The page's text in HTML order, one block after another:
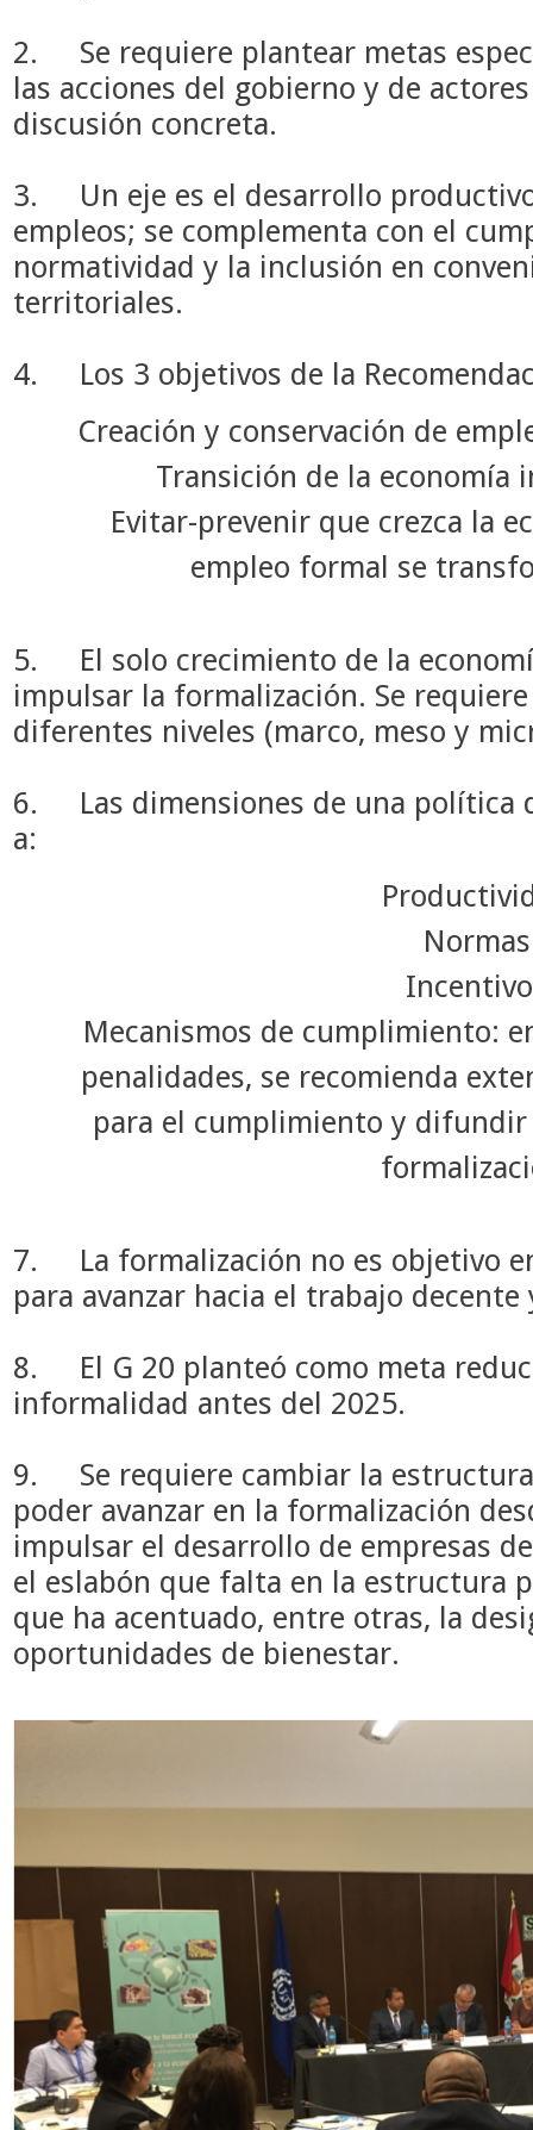
2.
Se requiere plantear metas
las acciones del gobierno y de
discusión concreta.
3.
Un eje es el desarrollo
empleos; se complementa con el
normatividad y la inclusión en
territoriales.
4.
Los 3 objetivos de la
Creación y conservación de
Transición de la economía
Evitar-prevenir que crezca la
empleo formal se
5.
El solo crecimiento de la
impulsar la formalización. Se
diferentes niveles (marco, meso y
6.
Las dimensiones de una política
a:
Normas
Mecanismos de cumplimiento:
penalidades, se recomienda
para el cumplimiento y
7.
La formalización no es objetivo
para avanzar hacia el trabajo
8.
El G 20 planteó como meta
informalidad antes del 2025.
9.
Se requiere cambiar la
poder avanzar en la formalización
impulsar el desarrollo de empresas
el eslabón que falta en la estructura
que ha acentuado, entre otras, la
oportunidades de bienestar.